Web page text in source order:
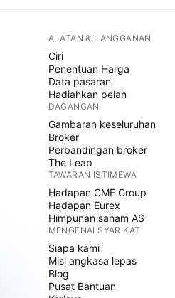
ALATAN & LANGGANAN
Ciri
Penentuan Harga
Data pasaran
Hadiahkan pelan
DAGANGAN
Gambaran keseluruhan
Broker
Perbandingan broker
The Leap
TAWARAN ISTIMEWA
Hadapan CME Group
Hadapan Eurex
Himpunan saham AS
MENGENAI SYARIKAT
Siapa kami
Misi angkasa lepas
Blog
Pusat Bantuan